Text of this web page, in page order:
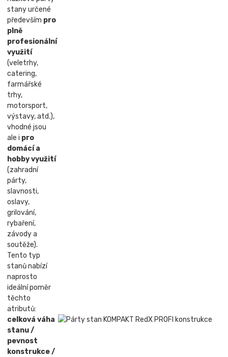
stany určené
především pro
plně
profesionální
využití
(veletrhy,
catering,
farmářské
trhy,
motorsport,
výstavy, atd.),
vhodné jsou
ale i pro
domácí a
hobby využití
(zahradní
párty,
slavnosti,
oslavy,
grilování,
rybaření,
závody a
soutěže).
Tento typ
stanů nabízí
naprosto
ideální poměr
těchto
atributů:
celková váha
stanu /
pevnost
konstrukce /